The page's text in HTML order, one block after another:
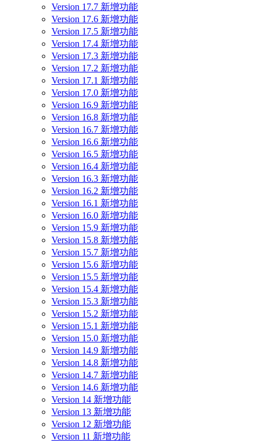
Version 17.7 新增功能
Version 17.6 新增功能
Version 17.5 新增功能
Version 17.4 新增功能
Version 17.3 新增功能
Version 17.2 新增功能
Version 17.1 新增功能
Version 17.0 新增功能
Version 16.9 新增功能
Version 16.8 新增功能
Version 16.7 新增功能
Version 16.6 新增功能
Version 16.5 新增功能
Version 16.4 新增功能
Version 16.3 新增功能
Version 16.2 新增功能
Version 16.1 新增功能
Version 16.0 新增功能
Version 15.9 新增功能
Version 15.8 新增功能
Version 15.7 新增功能
Version 15.6 新增功能
Version 15.5 新增功能
Version 15.4 新增功能
Version 15.3 新增功能
Version 15.2 新增功能
Version 15.1 新增功能
Version 15.0 新增功能
Version 14.9 新增功能
Version 14.8 新增功能
Version 14.7 新增功能
Version 14.6 新增功能
Version 14 新增功能
Version 13 新增功能
Version 12 新增功能
Version 11 新增功能